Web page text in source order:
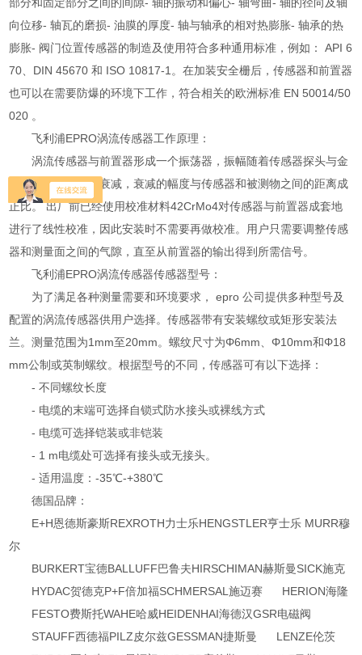
向位移- 轴瓦的磨损- 油膜的厚度- 轴与轴承的相对热膨胀- 轴承的热
膨胀- 阀门位置传感器的制造及使用符合多种通用标准，例如： API 6
70、DIN 45670 和 ISO 10817-1。在加装安全栅后，传感器和前置器
也可以在需要防爆的环境下工作，符合相关的欧洲标准 EN 50014/50
020 。
飞利浦EPRO涡流传感器工作原理：
涡流传感器与前置器形成一个振荡器，振幅随着传感器探头与金
属被测物的接近而衰减，衰减的幅度与传感器和被测物之间的距离成
正比。 出厂前已经使用校准材料42CrMo4对传感器与前置器成套地
进行了线性校准，因此安装时不需要再做校准。用户只需要调整传感
器和测量面之间的气隙，直至从前置器的输出得到所需信号。
飞利浦EPRO涡流传感器传感器型号：
为了满足各种测量需要和环境要求， epro 公司提供多种型号及
配置的涡流传感器供用户选择。传感器带有安装螺纹或矩形安装法
兰。测量范围为1mm至20mm。螺纹尺寸为Φ6mm、Φ10mm和Φ18
mm公制或英制螺纹。根据型号的不同，传感器可有以下选择：
- 不同螺纹长度
- 电缆的末端可选择自锁式防水接头或裸线方式
- 电缆可选择铠装或非铠装
- 1 m电缆处可选择有接头或无接头。
- 适用温度：-35℃-+380℃
德国品牌：
E+H恩德斯豪斯REXROTH力士乐HENGSTLER亨士乐 MURR穆
尔
BURKERT宝德BALLUFF巴鲁夫HIRSCHIMAN赫斯曼SICK施克
HYDAC贺德克P+F倍加福SCHMERSAL施迈赛 HERION海隆
FESTO费斯托WAHE哈威HEIDENHAI海德汉GSR电磁阀
STAUFF西德福PILZ皮尔兹GESSMAN捷斯曼 LENZE伦茨